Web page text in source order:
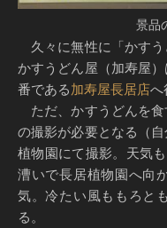
景品
久々に無性に「かすうどん」が食べたくなった。近所にも
かすうどん屋（加寿屋
番である加寿屋長居店へ
ただ、かすうどんを
の撮影が必要となる（
植物園にて撮影。天気
漕いで長居植物園へ向
気。冷たい風ももろと
る。